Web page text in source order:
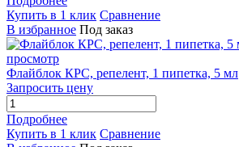
Купить в 1 клик Сравнение
В избранное Под заказ
просмотр
Флайблок КРС, репелент, 1 пипетка, 5 мл
Запросить цену
Подробнее
Купить в 1 клик Сравнение